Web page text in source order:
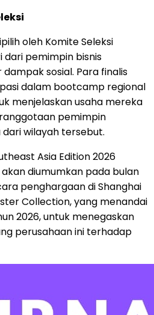
oleh Komite Seleksi
pemimpin bisnis
sosial. Para finalis
dalam bootcamp regional
menjelaskan usaha mereka
pemimpin
wilayah tersebut.
Asia Edition 2026
diumumkan pada bulan
penghargaan di Shanghai
Collection, yang menandai
2026, untuk menegaskan
perusahaan ini terhadap